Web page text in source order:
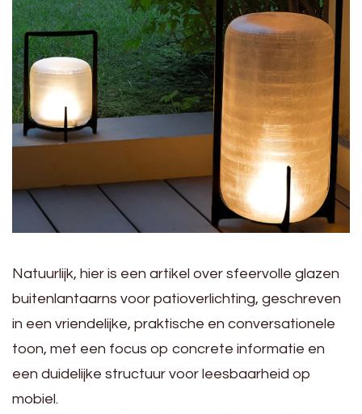
Natuurlijk, hier is een artikel over sfeervolle glazen
buitenlantaarns voor patioverlichting, geschreven
in een vriendelijke, praktische en conversationele
toon, met een focus op concrete informatie en
een duidelijke structuur voor leesbaarheid op
mobiel.